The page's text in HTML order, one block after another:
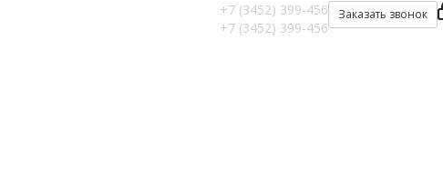
Заказать звонок
+7 (3452) 399-456
+7 (3452) 399-456